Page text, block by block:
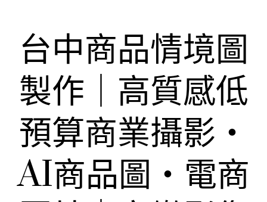
台中商品情境圖
製作｜高質感低
預算商業攝影・
AI商品圖・電商